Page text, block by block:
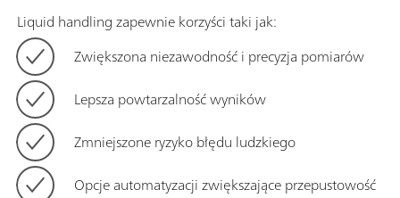
Liquid handling zapewnie korzyści taki jak:
Zwiększona niezawodność i precyzja pomiarów
Lepsza powtarzalność wyników
Zmniejszone ryzyko błędu ludzkiego
Opcje automatyzacji zwiększające przepustowość